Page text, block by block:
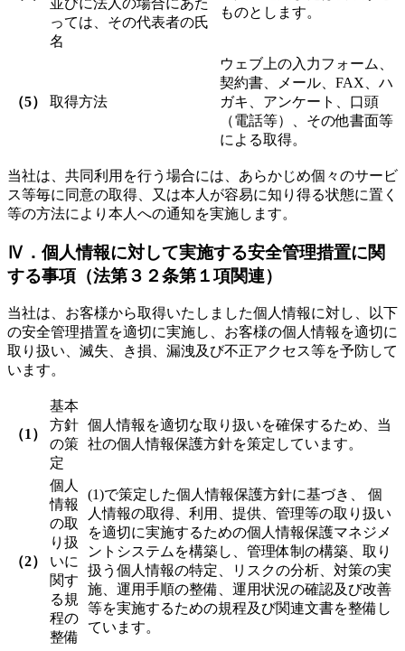
っては、その代表者の氏
名
ものとします。
（5） 取得方法
ウェブ上の入力フォーム、
契約書、メール、FAX、ハ
ガキ、アンケート、口頭
（電話等）、その他書面等
による取得。
当社は、共同利用を行う場合には、あらかじめ個々のサービ
ス等毎に同意の取得、又は本人が容易に知り得る状態に置く
等の方法により本人への通知を実施します。
Ⅳ．個人情報に対して実施する安全管理措置に関
する事項（法第３２条第１項関連）
当社は、お客様から取得いたしました個人情報に対し、以下
の安全管理措置を適切に実施し、お客様の個人情報を適切に
取り扱い、滅失、き損、漏洩及び不正アクセス等を予防して
います。
（1）
基本
方針
の策
定
個人情報を適切な取り扱いを確保するため、当
社の個人情報保護方針を策定しています。
（2）
個人
情報
の取
り扱
いに
関す
る規
程の
整備
(1)で策定した個人情報保護方針に基づき、 個
人情報の取得、利用、提供、管理等の取り扱い
を適切に実施するための個人情報保護マネジメ
ントシステムを構築し、管理体制の構築、取り
扱う個人情報の特定、リスクの分析、対策の実
施、運用手順の整備、運用状況の確認及び改善
等を実施するための規程及び関連文書を整備し
ています。